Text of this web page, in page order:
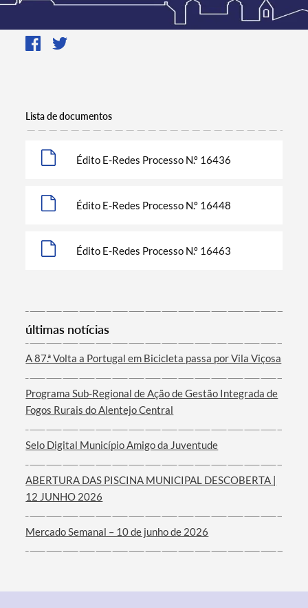
Categorias gerais
Filtros
Lista de documentos
Édito E-Redes Processo N.º 16436
Édito E-Redes Processo N.º 16448
Édito E-Redes Processo N.º 16463
últimas notícias
A 87.ª Volta a Portugal em Bicicleta passa por Vila Viçosa
Programa Sub-Regional de Ação de Gestão Integrada de
Fogos Rurais do Alentejo Central
Selo Digital Município Amigo da Juventude
ABERTURA DAS PISCINA MUNICIPAL DESCOBERTA |
12 JUNHO 2026
Mercado Semanal – 10 de junho de 2026